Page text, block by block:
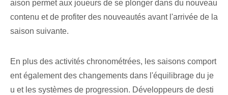
aison permet aux joueurs de se plonger dans du nouveau
contenu et de profiter des nouveautés avant l'arrivée de la
saison suivante.
En plus des activités chronométrées, les saisons comport
ent également des changements dans l'équilibrage du je
u et les systèmes de progression. Développeurs de desti